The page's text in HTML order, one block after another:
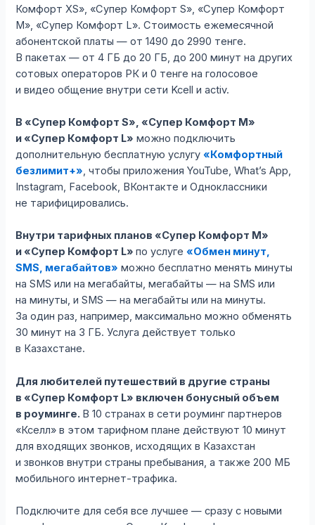
Комфорт XS», «Супер Комфорт S», «Супер Комфорт
M», «Супер Комфорт L». Стоимость ежемесячной
абонентской платы — от 1490 до 2990 тенге.
В пакетах — от 4 ГБ до 20 ГБ, до 200 минут на других
сотовых операторов РК и 0 тенге на голосовое
и видео общение внутри сети Kcell и activ.
В «Супер Комфорт S», «Супер Комфорт M»
и «Супер Комфорт L» можно подключить
дополнительную бесплатную услугу«Комфортный
безлимит+», чтобы приложения YouTube, What’s App,
Instagram, Facebook, ВКонтакте и Одноклассники
не тарифицировались.
Внутри тарифных планов «Супер Комфорт M»
и «Супер Комфорт L»по услуге«Обмен минут,
SMS, мегабайтов» можно бесплатно менять минуты
на SMS или на мегабайты, мегабайты — на SMS или
на минуты, и SMS — на мегабайты или на минуты.
За один раз, например, максимально можно обменять
30 минут на 3 ГБ. Услуга действует только
в Казахстане.
Для любителей путешествий в другие страны
в «Супер Комфорт L» включен бонусный объем
в роуминге. В 10 странах в сети роуминг партнеров
«Кселл» в этом тарифном плане действуют 10 минут
для входящих звонков, исходящих в Казахстан
и звонков внутри страны пребывания, а также 200 МБ
мобильного интернет-трафика.
Подключите для себя все лучшее — сразу с новыми